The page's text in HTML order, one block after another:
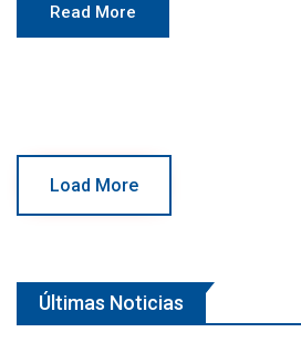
Read More
Load More
Últimas Noticias